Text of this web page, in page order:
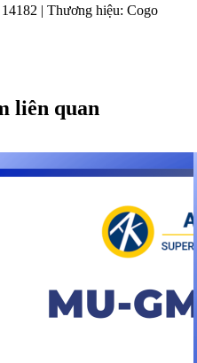
14182 | Thương hiệu: Cogo
liên quan